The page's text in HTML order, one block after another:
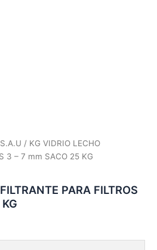
/ KG VIDRIO LECHO
3 – 7 mm SACO 25 KG
PARA FILTROS